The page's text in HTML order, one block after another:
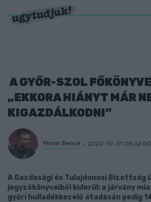
A GYŐR-SZOL
„EKKORA HIÁNYT MÁR
KIGAZDÁLKODNI”
Pintér Bence 2020-10-31 08:02:00
A Gazdasági és Tulajdonosi Bizottság
jegyzőkönyveiből kiderül: a járvány
győri hulladékkezelő átadásán pedig